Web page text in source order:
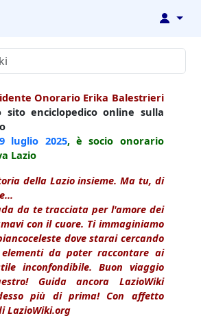
↓
Onorario Erika Balestrieri
enciclopedico online sulla
9 luglio 2025, è socio onorario
Lazio
della Lazio insieme. Ma tu, di
da te tracciata per l'amore dei
con il cuore. Ti immaginiamo
dove starai cercando
da poter raccontare ai
inconfondibile. Buon viaggio
Guida ancora LazioWiki
più di prima! Con affetto
LazioWiki.org